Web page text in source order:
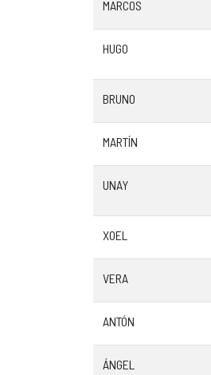
MARCOS
HUGO
BRUNO
MARTÍN
UNAY
XOEL
VERA
ANTÓN
ÁNGEL